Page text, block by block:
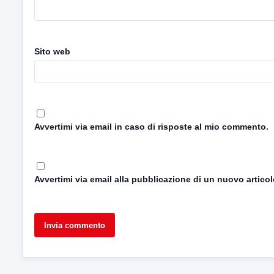
Sito web
Avvertimi via email in caso di risposte al mio commento.
Avvertimi via email alla pubblicazione di un nuovo